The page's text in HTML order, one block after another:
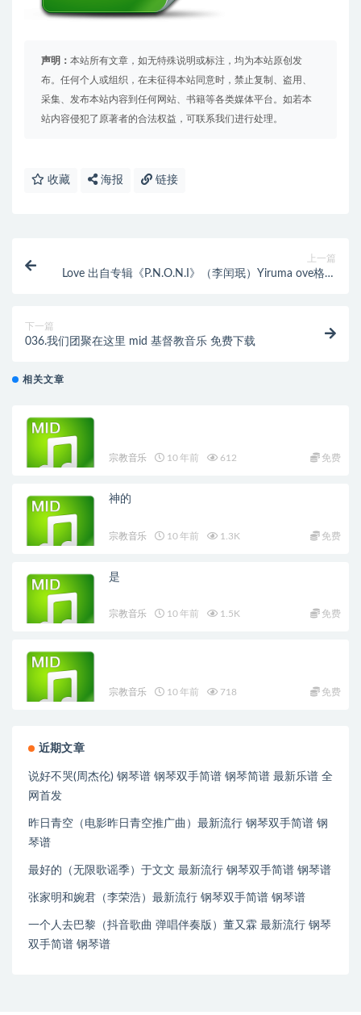
声明： 本站所有文章，如无特殊说明或标注，均为本站原创发
布。任何个人或组织，在未征得本站同意时，禁止复制、盗用、
采集、发布本站内容到任何网站、书籍等各类媒体平台。如若本
站内容侵犯了原著者的合法权益，可联系我们进行处理。
收藏 海报 链接
上一篇
Love 出自专辑《P.N.O.N.I》（李闰珉）Yiruma ove格式
下一篇
036.我们团聚在这里 mid 基督教音乐 免费下载
相关文章
宗教音乐 10 年前 612 免费
神的
宗教音乐 10 年前 1.3K 免费
是
宗教音乐 10 年前 1.5K 免费
宗教音乐 10 年前 718 免费
近期文章
说好不哭(周杰伦) 钢琴谱 钢琴双手简谱 钢琴简谱 最新乐谱 全
网首发
昨日青空（电影昨日青空推广曲）最新流行 钢琴双手简谱 钢
琴谱
最好的（无限歌谣季）于文文 最新流行 钢琴双手简谱 钢琴谱
张家明和婉君（李荣浩）最新流行 钢琴双手简谱 钢琴谱
一个人去巴黎（抖音歌曲 弹唱伴奏版）董又霖 最新流行 钢琴
双手简谱 钢琴谱